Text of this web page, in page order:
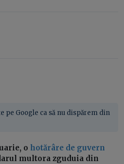
pe Google ca să nu dispărem din
o hotărâre de guvern
multora zguduia din